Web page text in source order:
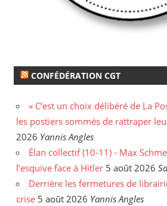
CONFÉDÉRATION CGT
« C’est un choix délibéré de La
les postiers sommés de rattraper
2026 Yannis Angles
Élan collectif (10-11) - Max
l’esquive face à Hitler 5 août 2026
Derrière les fermetures de
crise 5 août 2026 Yannis Angles